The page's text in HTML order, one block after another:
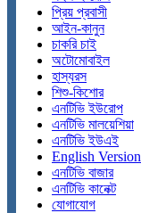
প্রিয় প্রবাসী
আইন-কানুন
চাকরি চাই
অটোমোবাইল
হাস্যরস
শিশু-কিশোর
এনটিভি ইউরোপ
এনটিভি মালয়েশিয়া
এনটিভি ইউএই
English Version
এনটিভি বাজার
এনটিভি কানেক্ট
যোগাযোগ